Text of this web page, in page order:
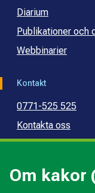
Om kakor
Diarium
Publikationer och
Webbinarier
Kontakt
0771-525 525
Kontakta oss
Press
Kommunal